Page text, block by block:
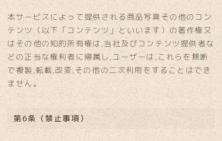
本サービスによって提供される商品写真その他のコン
テンツ（以下「コンテンツ」といいます）の著作権又
はその他の知的所有権は,当社及びコンテンツ提供者な
どの正当な権利者に帰属し,ユーザーは,これらを無断
で複製,転載,改変,その他の二次利用をすることはでき
ません。
第6条（禁止事項）